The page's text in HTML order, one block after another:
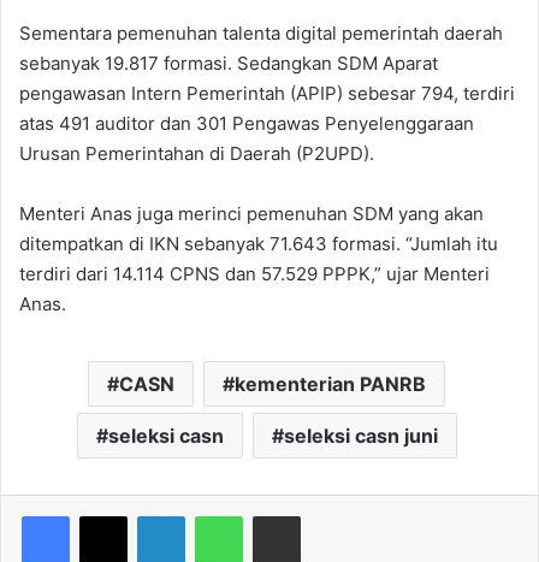
Sementara pemenuhan talenta digital pemerintah daerah
sebanyak 19.817 formasi. Sedangkan SDM Aparat
pengawasan Intern Pemerintah (APIP) sebesar 794, terdiri
atas 491 auditor dan 301 Pengawas Penyelenggaraan
Urusan Pemerintahan di Daerah (P2UPD).
Menteri Anas juga merinci pemenuhan SDM yang akan
ditempatkan di IKN sebanyak 71.643 formasi. “Jumlah itu
terdiri dari 14.114 CPNS dan 57.529 PPPK,” ujar Menteri
Anas.
CASN kementerian PANRB
seleksi casn seleksi casn juni
Facebook
X LinkedInWhatsAppShare via Email